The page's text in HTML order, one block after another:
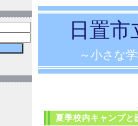
日置
～小さな
夏季校内キャンプと